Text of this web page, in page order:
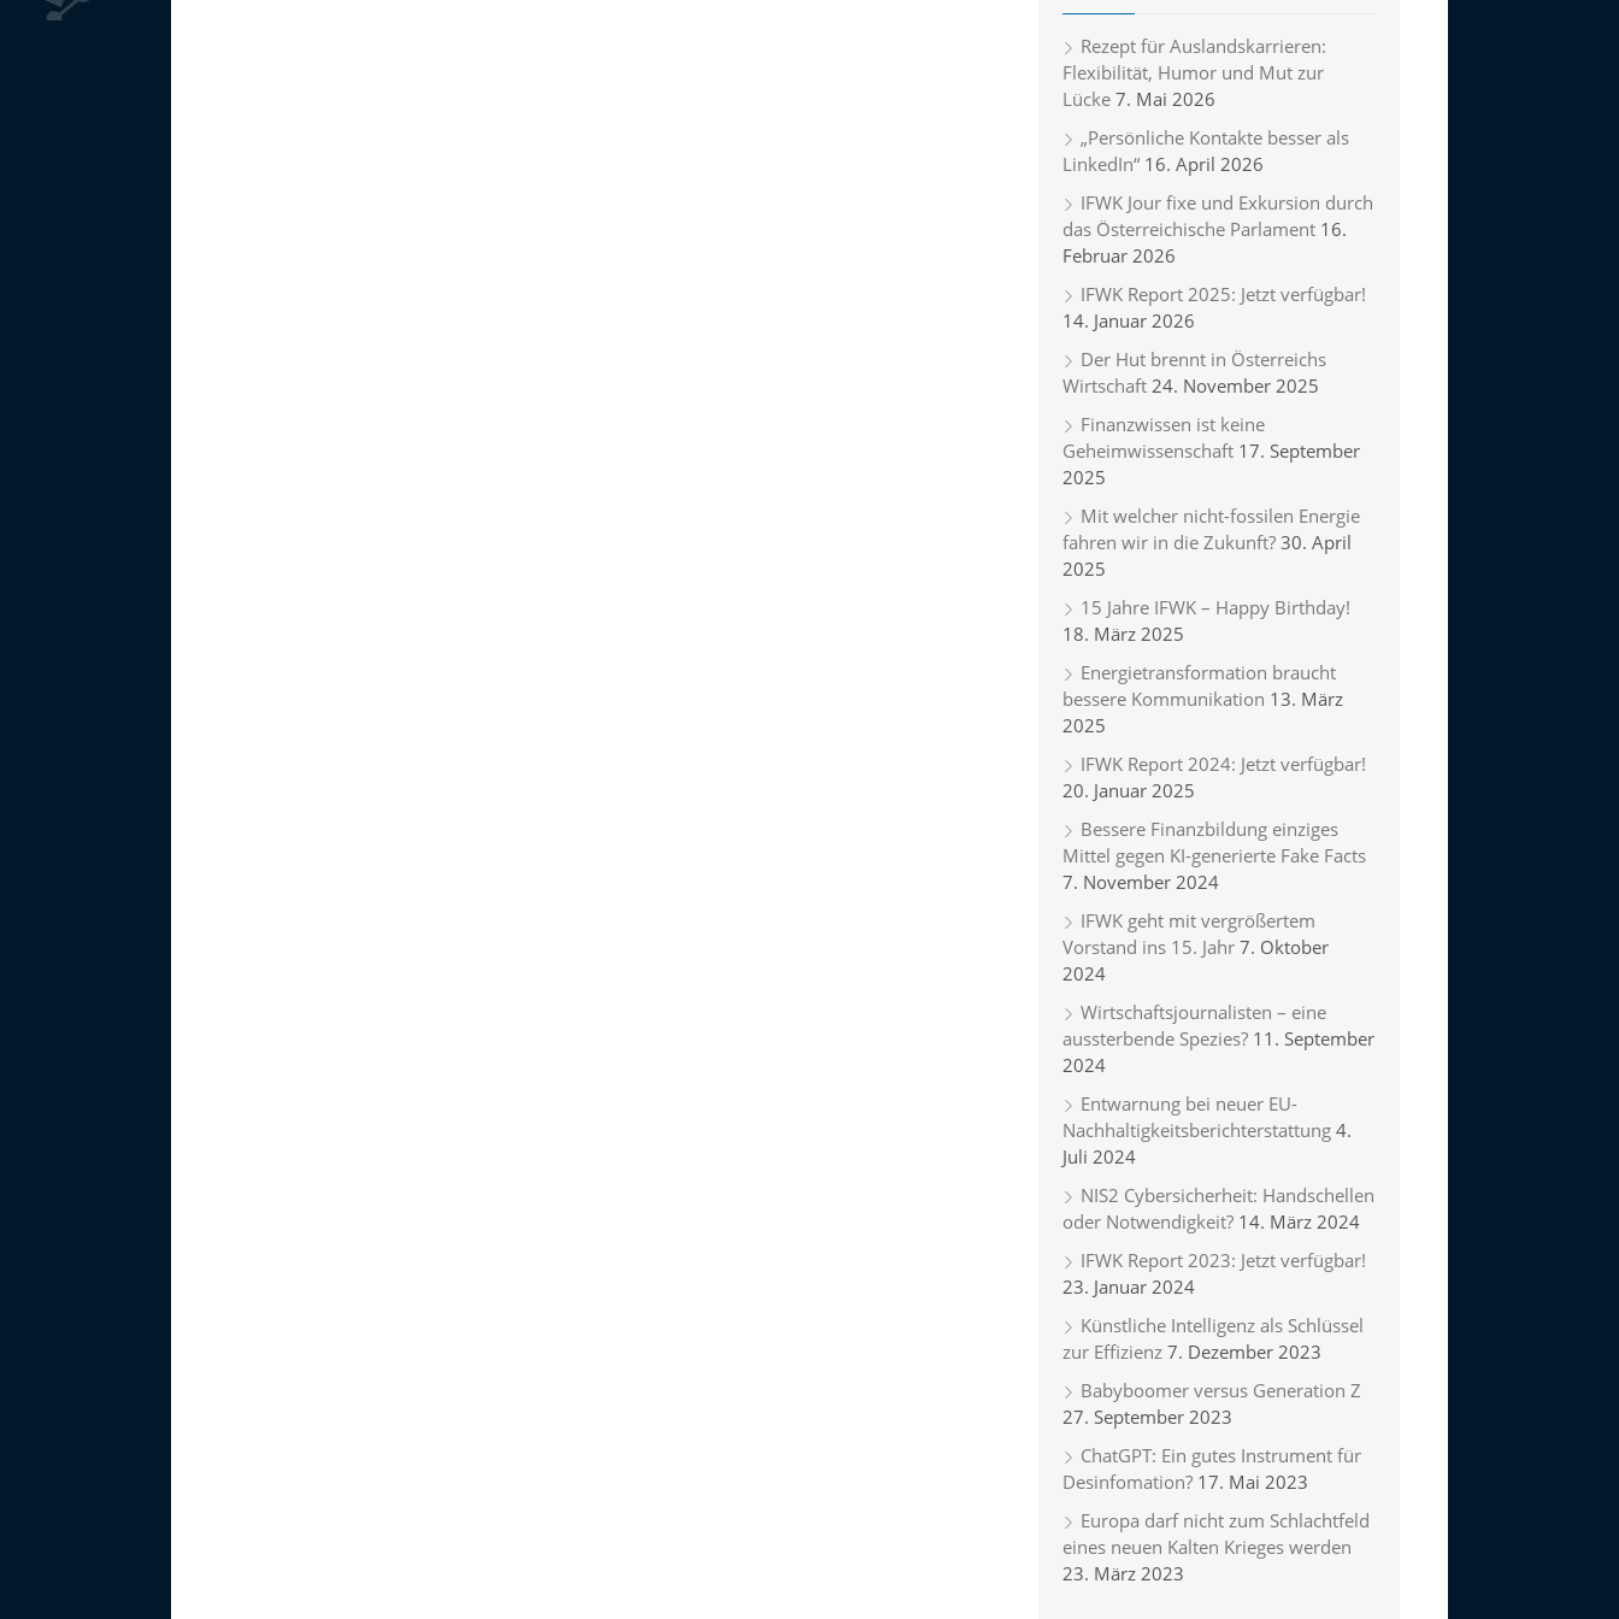
Rezept für Auslandskarrieren:
Flexibilität, Humor und Mut zur
Lücke 7. Mai 2026
„Persönliche Kontakte besser als
LinkedIn“ 16. April 2026
IFWK Jour fixe und Exkursion durch
das Österreichische Parlament 16.
Februar 2026
IFWK Report 2025: Jetzt verfügbar!
14. Januar 2026
Der Hut brennt in Österreichs
Wirtschaft 24. November 2025
Finanzwissen ist keine
Geheimwissenschaft 17. September
2025
Mit welcher nicht-fossilen Energie
fahren wir in die Zukunft? 30. April
2025
15 Jahre IFWK – Happy Birthday!
18. März 2025
Energietransformation braucht
bessere Kommunikation 13. März
2025
IFWK Report 2024: Jetzt verfügbar!
20. Januar 2025
Bessere Finanzbildung einziges
Mittel gegen KI-generierte Fake Facts
7. November 2024
IFWK geht mit vergrößertem
Vorstand ins 15. Jahr 7. Oktober
2024
Wirtschaftsjournalisten – eine
aussterbende Spezies? 11. September
2024
Entwarnung bei neuer EU-
Nachhaltigkeitsberichterstattung 4.
Juli 2024
NIS2 Cybersicherheit: Handschellen
oder Notwendigkeit? 14. März 2024
IFWK Report 2023: Jetzt verfügbar!
23. Januar 2024
Künstliche Intelligenz als Schlüssel
zur Effizienz 7. Dezember 2023
Babyboomer versus Generation Z
27. September 2023
ChatGPT: Ein gutes Instrument für
Desinfomation? 17. Mai 2023
Europa darf nicht zum Schlachtfeld
eines neuen Kalten Krieges werden
23. März 2023